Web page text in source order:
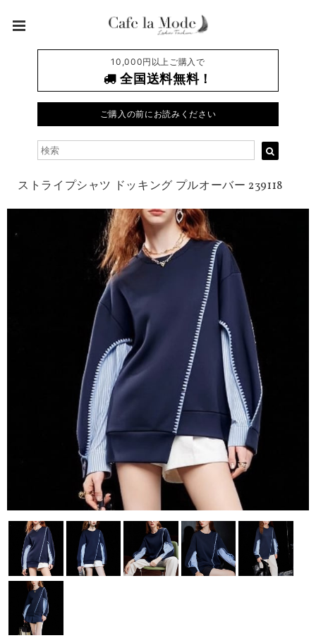
10,000円以上ご購入で
全国送料無料！
ご購入の前にお読みください
ストライプシャツ ドッキング プルオーバー 239118